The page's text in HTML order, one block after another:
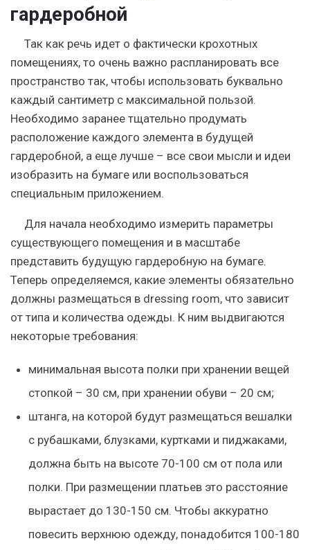
гардеробной
Так как речь идет о фактически крохотных
помещениях, то очень важно распланировать все
пространство так, чтобы использовать буквально
каждый сантиметр с максимальной пользой.
Необходимо заранее тщательно продумать
расположение каждого элемента в будущей
гардеробной, а еще лучше – все свои мысли и идеи
изобразить на бумаге или воспользоваться
специальным приложением.
Для начала необходимо измерить параметры
существующего помещения и в масштабе
представить будущую гардеробную на бумаге.
Теперь определяемся, какие элементы обязательно
должны размещаться в dressing room, что зависит
от типа и количества одежды. К ним выдвигаются
некоторые требования:
минимальная высота полки при хранении вещей
стопкой – 30 см, при хранении обуви – 20 см;
штанга, на которой будут размещаться вешалки
с рубашками, блузками, куртками и пиджаками,
должна быть на высоте 70-100 см от пола или
полки. При размещении платьев это расстояние
вырастает до 130-150 см. Чтобы аккуратно
повесить верхнюю одежду, понадобится 100-180